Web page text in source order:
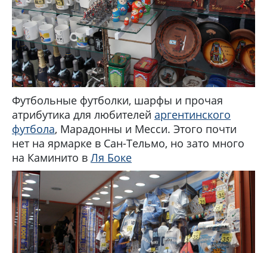
Футбольные футболки, шарфы и прочая
атрибутика для любителей аргентинского
футбола, Марадонны и Месси. Этого почти
нет на ярмарке в Сан-Тельмо, но зато много
на Каминито в Ля Боке